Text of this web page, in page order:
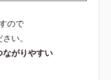
ので
い。
ながりやすい